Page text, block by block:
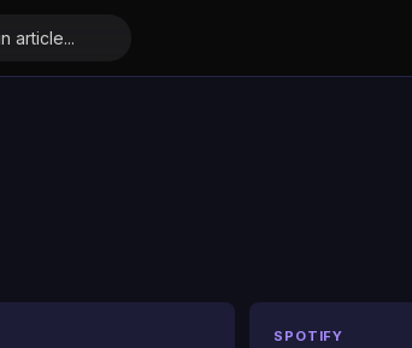
SPOTIFY